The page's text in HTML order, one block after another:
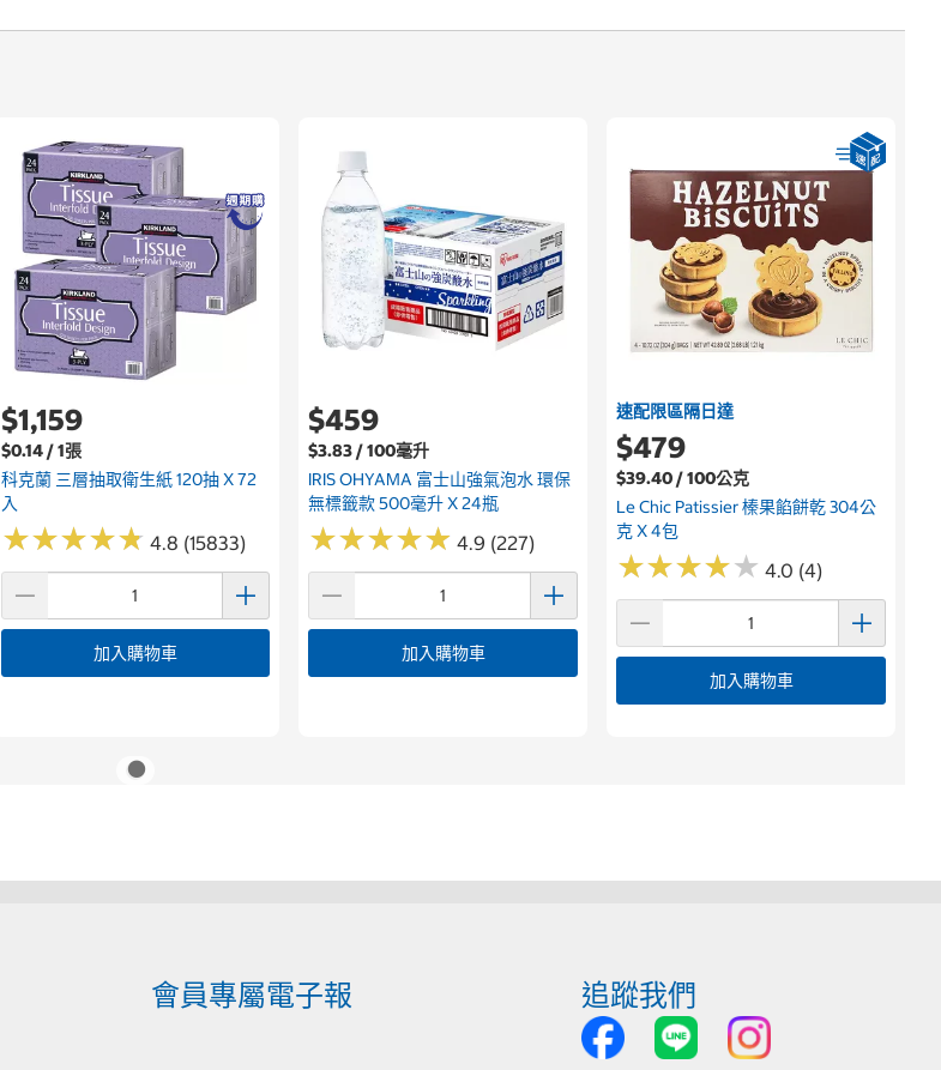
$1,159
$0.14 / 1張
科克蘭 三層抽取衛生紙 120抽 X 72
入
★★★★★
★★★★★ 4.8 (15833)
加入購物車
$459
$3.83 / 100毫升
IRIS OHYAMA 富士山強氣泡水 環保
無標籤款 500毫升 X 24瓶
★★★★★
★★★★★ 4.9 (227)
加入購物車
速配限區隔日達
$479
$39.40 / 100公克
Le Chic Patissier 榛果餡餅乾 304公
克 X 4包
★★★★★
★★★★★ 4.0 (4)
加入購物車
會員專屬電子報 追蹤我們